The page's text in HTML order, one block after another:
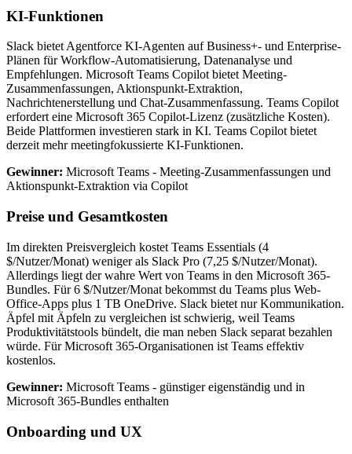
KI-Funktionen
Slack bietet Agentforce KI-Agenten auf Business+- und Enterprise-
Plänen für Workflow-Automatisierung, Datenanalyse und
Empfehlungen. Microsoft Teams Copilot bietet Meeting-
Zusammenfassungen, Aktionspunkt-Extraktion,
Nachrichtenerstellung und Chat-Zusammenfassung. Teams Copilot
erfordert eine Microsoft 365 Copilot-Lizenz (zusätzliche Kosten).
Beide Plattformen investieren stark in KI. Teams Copilot bietet
derzeit mehr meetingfokussierte KI-Funktionen.
Gewinner: Microsoft Teams - Meeting-Zusammenfassungen und
Aktionspunkt-Extraktion via Copilot
Preise und Gesamtkosten
Im direkten Preisvergleich kostet Teams Essentials (4
$/Nutzer/Monat) weniger als Slack Pro (7,25 $/Nutzer/Monat).
Allerdings liegt der wahre Wert von Teams in den Microsoft 365-
Bundles. Für 6 $/Nutzer/Monat bekommst du Teams plus Web-
Office-Apps plus 1 TB OneDrive. Slack bietet nur Kommunikation.
Äpfel mit Äpfeln zu vergleichen ist schwierig, weil Teams
Produktivitätstools bündelt, die man neben Slack separat bezahlen
würde. Für Microsoft 365-Organisationen ist Teams effektiv
kostenlos.
Gewinner: Microsoft Teams - günstiger eigenständig und in
Microsoft 365-Bundles enthalten
Onboarding und UX